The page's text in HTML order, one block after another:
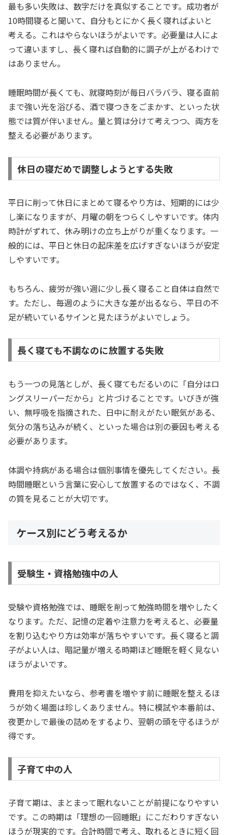
最も多い失敗は、数字だけを真似することです。成功者が
10時間寝ると聞いて、自分もとにかく長く寝ればよいと
考える。これはやらないほうがよいです。必要量は人によ
って違いますし、長く寝れば自動的に調子が上がるわけで
はありません。
睡眠時間が長くても、就寝時刻が毎日バラバラ、寝る直前
まで強い光を浴びる、酒で寝つきをごまかす、といった状
態では質が伴いません。量と質は分けて考えつつ、両方を
整える必要があります。
休日の寝だめで調整しようとする失敗
平日に削って休日にまとめて寝るやり方は、短期的には少
し楽になりますが、月曜の朝をつらくしやすいです。体内
時計がずれて、休み明けの立ち上がりが重くなります。一
般的には、平日と休日の起床差を広げすぎないほうが安定
しやすいです。
もちろん、疲労が強い週に少し長く寝ること自体は自然で
す。ただし、毎週のように大きな差が出るなら、平日の不
足が続いているサインと見たほうがよいでしょう。
長く寝ても不調なのに放置する失敗
もう一つの見落としが、長く寝てもだるいのに「自分はロ
ングスリーパーだから」と片づけることです。いびきが強
い、無呼吸を指摘された、日中に耐えがたい眠気がある、
気分の落ち込みが続く、といった場合は別の要因も考える
必要があります。
体調や持病がある場合は個別事情を優先してください。長
時間睡眠という言葉に安心して放置するのではなく、不調
の質を見ることが大切です。
ケース別にどう考えるか
受験生・資格勉強中の人
受験や資格勉強では、睡眠を削って勉強時間を増やしたく
なります。ただ、記憶の定着や注意力を考えると、必要量
を割り込むやり方は効率が落ちやすいです。長く寝ると調
子がよい人は、暗記量が増える時期ほど睡眠を軽く見ない
ほうがよいです。
費用を抑えたいなら、参考書を増やす前に睡眠を整えるほ
うが効く場面は珍しくありません。特に模試や本番前は、
夜更かしで最後の詰めをするより、翌朝の頭を守るほうが
得です。
子育て中の人
子育て期は、まとまって眠れないことが前提になりやすい
です。この時期は「理想の一回睡眠」にこだわりすぎない
ほうが現実的です。合計時間で考え、取れるときに短く回